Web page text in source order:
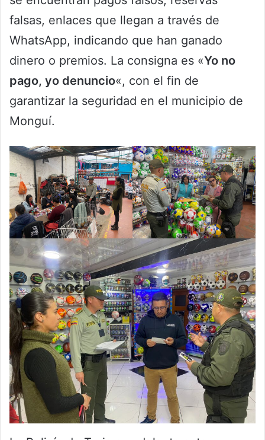
falsas, enlaces que llegan a través de
WhatsApp, indicando que han ganado
dinero o premios. La consigna es «Yo no
pago, yo denuncio«, con el fin de
garantizar la seguridad en el municipio de
Monguí.